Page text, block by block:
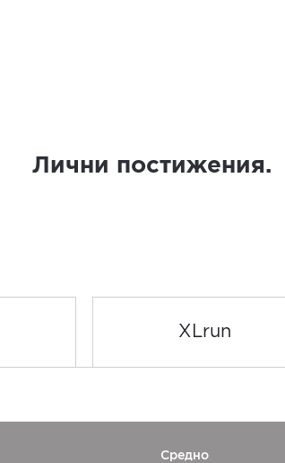
Лични постижения.
XLrun
Средно